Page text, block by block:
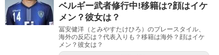
ベルギー武者修行中!移籍は?顔はイケ
メン？彼女は？
冨安健洋（とみやすたけひろ）のプレースタイル、
海外の反応は？代表入りも？移籍は海外？顔はイケ
メン？彼女は？